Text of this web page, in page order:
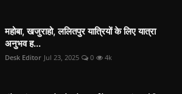
महोबा, खजुराहो, ललितपुर यात्रियों के लिए यात्रा
अनुभव ह...
Desk Editor Jul 23, 2025 0 4k